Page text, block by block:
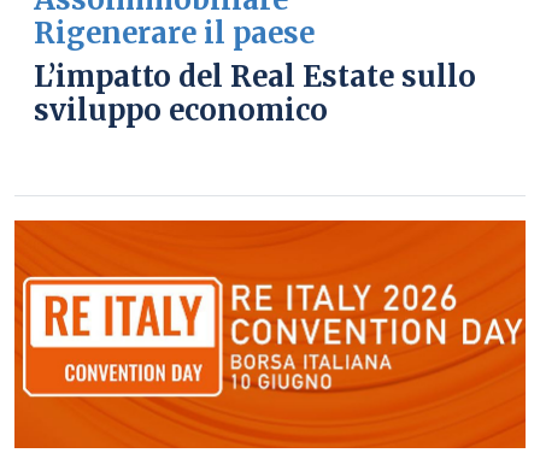
Rigenerare il paese
L’impatto del Real Estate sullo
sviluppo economico